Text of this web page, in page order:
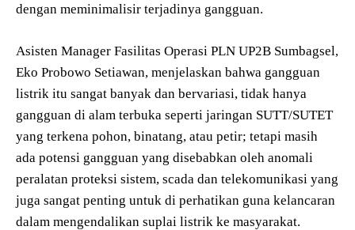
dengan meminimalisir terjadinya gangguan.
Asisten Manager Fasilitas Operasi PLN UP2B Sumbagsel,
Eko Probowo Setiawan, menjelaskan bahwa gangguan
listrik itu sangat banyak dan bervariasi, tidak hanya
gangguan di alam terbuka seperti jaringan SUTT/SUTET
yang terkena pohon, binatang, atau petir; tetapi masih
ada potensi gangguan yang disebabkan oleh anomali
peralatan proteksi sistem, scada dan telekomunikasi yang
juga sangat penting untuk di perhatikan guna kelancaran
dalam mengendalikan suplai listrik ke masyarakat.